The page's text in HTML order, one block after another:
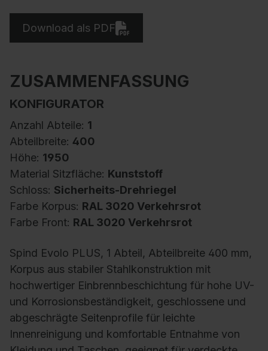
Download als PDF
ZUSAMMENFASSUNG
KONFIGURATOR
Anzahl Abteile: 1
Abteilbreite: 400
Höhe: 1950
Material Sitzfläche: Kunststoff
Schloss: Sicherheits-Drehriegel
Farbe Korpus: RAL 3020 Verkehrsrot
Farbe Front: RAL 3020 Verkehrsrot
Spind Evolo PLUS, 1 Abteil, Abteilbreite 400 mm,
Korpus aus stabiler Stahlkonstruktion mit
hochwertiger Einbrennbeschichtung für hohe UV-
und Korrosionsbeständigkeit, geschlossene und
abgeschrägte Seitenprofile für leichte
Innenreinigung und komfortable Entnahme von